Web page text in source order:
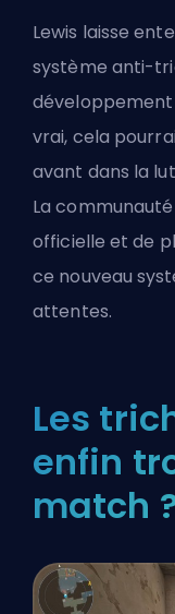
Lewis laisse
système anti-
développement
vrai, cela
avant dans la
La
officielle et de
ce nouveau
attentes.
Les
enfin
match